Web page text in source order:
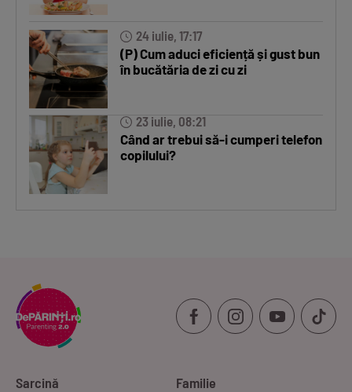
24 iulie, 17:17
(P) Cum aduci eficiență și gust bun
în bucătăria de zi cu zi
23 iulie, 08:21
Când ar trebui să-i cumperi telefon
copilului?
Sarcină Familie